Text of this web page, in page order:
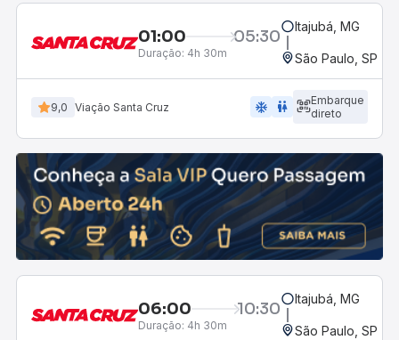
01:00 05:30
Duração: 4h 30m
Itajubá, MG
São Paulo, SP -
9,0 Viação Santa Cruz ac_unit wc
Embarque
direto
06:00 10:30
Duração: 4h 30m
Itajubá, MG
São Paulo, SP -